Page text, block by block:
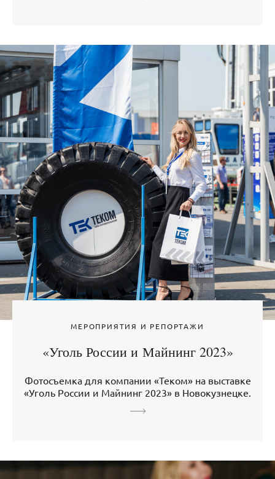
МЕРОПРИЯТИЯ И РЕПОРТАЖИ
«Уголь России и Майнинг 2023»
Фотосъемка для компании «Теком» на выставке
«Уголь России и Майнинг 2023» в Новокузнецке.